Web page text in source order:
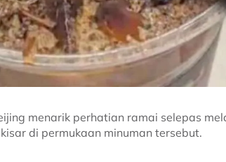
menarik perhatian ramai selepas
di permukaan minuman tersebut.